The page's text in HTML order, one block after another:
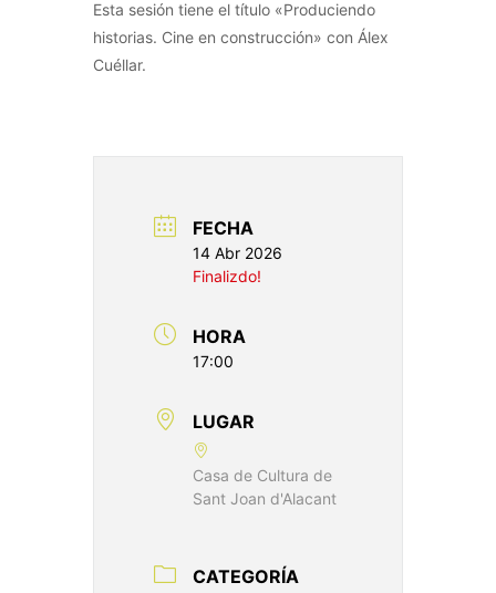
Esta sesión tiene el título «Produciendo
historias. Cine en construcción» con Álex
Cuéllar.
FECHA
14 Abr 2026
Finalizdo!
HORA
17:00
LUGAR
Casa de Cultura de
Sant Joan d'Alacant
CATEGORÍA